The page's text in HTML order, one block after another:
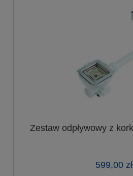
Zestaw odpływowy z
599,00 zł